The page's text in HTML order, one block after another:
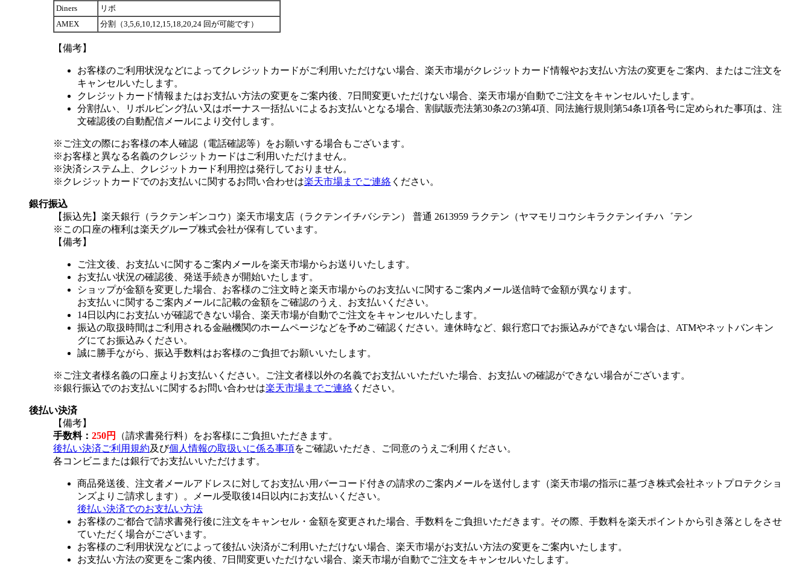
Diners
リボ
AMEX
分割（3,5,6,10,12,15,18,20,24 回が可能です）
【備考】
お客様のご利用状況などによってクレジットカードがご利用いただけない場合、楽天市場がクレジットカード情報やお支払い方法の変更をご案内、またはご注文を
キャンセルいたします。
クレジットカード情報またはお支払い方法の変更をご案内後、7日間変更いただけない場合、楽天市場が自動でご注文をキャンセルいたします。
分割払い、リボルビング払い又はボーナス一括払いによるお支払いとなる場合、割賦販売法第30条2の3第4項、同法施行規則第54条1項各号に定められた事項は、注
文確認後の自動配信メールにより交付します。
※ご注文の際にお客様の本人確認（電話確認等）をお願いする場合もございます。
※お客様と異なる名義のクレジットカードはご利用いただけません。
※決済システム上、クレジットカード利用控は発行しておりません。
※クレジットカードでのお支払いに関するお問い合わせは楽天市場までご連絡 ください。
銀行振込
【振込先】楽天銀行（ラクテンギンコウ）楽天市場支店（ラクテンイチバシテン） 普通 2613959 ラクテン（ヤマモリコウシキラクテンイチハ゛テン
※この口座の権利は楽天グループ株式会社が保有しています。
【備考】
ご注文後、お支払いに関するご案内メールを楽天市場からお送りいたします。
お支払い状況の確認後、発送手続きが開始いたします。
ショップが金額を変更した場合、お客様のご注文時と楽天市場からのお支払いに関するご案内メール送信時で金額が異なります。
お支払いに関するご案内メールに記載の金額をご確認のうえ、お支払いください。
14日以内にお支払いが確認できない場合、楽天市場が自動でご注文をキャンセルいたします。
振込の取扱時間はご利用される金融機関のホームページなどを予めご確認ください。連休時など、銀行窓口でお振込みができない場合は、ATMやネットバンキン
グにてお振込みください。
誠に勝手ながら、振込手数料はお客様のご負担でお願いいたします。
※ご注文者様名義の口座よりお支払いください。ご注文者様以外の名義でお支払いいただいた場合、お支払いの確認ができない場合がございます。
※銀行振込でのお支払いに関するお問い合わせは楽天市場までご連絡 ください。
後払い決済
【備考】
手数料： 250円
（請求書発行料）をお客様にご負担いただきます。
後払い決済ご利用規約及び個人情報の取扱いに係る事項をご確認いただき、ご同意のうえご利用ください。
各コンビニまたは銀行でお支払いいただけます。
商品発送後、注文者メールアドレスに対してお支払い用バーコード付きの請求のご案内メールを送付します（楽天市場の指示に基づき株式会社ネットプロテクショ
ンズよりご請求します）。メール受取後14日以内にお支払いください。
後払い決済でのお支払い方法
お客様のご都合で請求書発行後に注文をキャンセル・金額を変更された場合、手数料をご負担いただきます。その際、手数料を楽天ポイントから引き落としをさせ
ていただく場合がございます。
お客様のご利用状況などによって後払い決済がご利用いただけない場合、楽天市場がお支払い方法の変更をご案内いたします。
お支払い方法の変更をご案内後、7日間変更いただけない場合、楽天市場が自動でご注文をキャンセルいたします。